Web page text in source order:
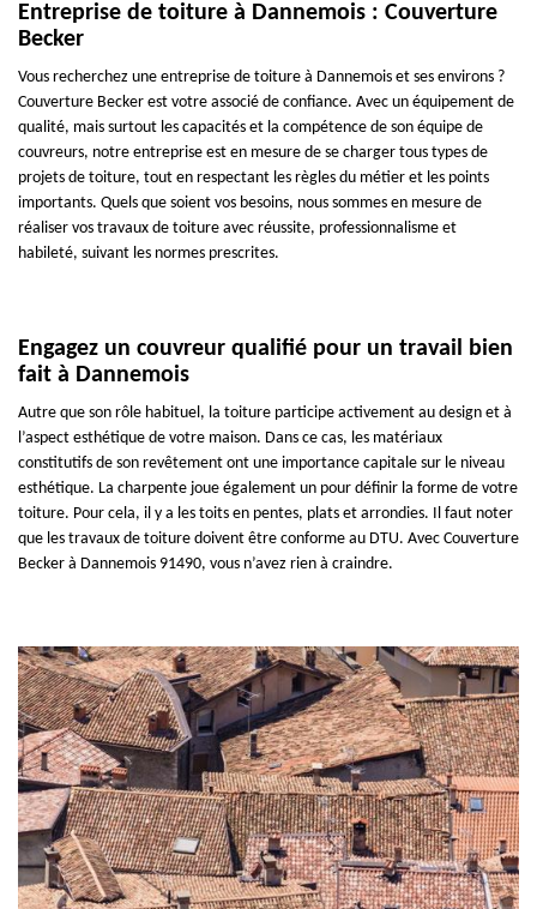
Entreprise de toiture à Dannemois : Couverture
Becker
Vous recherchez une entreprise de toiture à Dannemois et ses environs ?
Couverture Becker est votre associé de confiance. Avec un équipement de
qualité, mais surtout les capacités et la compétence de son équipe de
couvreurs, notre entreprise est en mesure de se charger tous types de
projets de toiture, tout en respectant les règles du métier et les points
importants. Quels que soient vos besoins, nous sommes en mesure de
réaliser vos travaux de toiture avec réussite, professionnalisme et
habileté, suivant les normes prescrites.
Engagez un couvreur qualifié pour un travail bien
fait à Dannemois
Autre que son rôle habituel, la toiture participe activement au design et à
l’aspect esthétique de votre maison. Dans ce cas, les matériaux
constitutifs de son revêtement ont une importance capitale sur le niveau
esthétique. La charpente joue également un pour définir la forme de votre
toiture. Pour cela, il y a les toits en pentes, plats et arrondies. Il faut noter
que les travaux de toiture doivent être conforme au DTU. Avec Couverture
Becker à Dannemois 91490, vous n’avez rien à craindre.